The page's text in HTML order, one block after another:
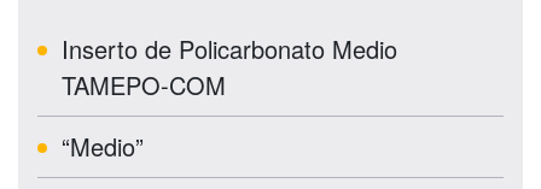
Inserto de Policarbonato Medio
TAMEPO-COM
“Medio”